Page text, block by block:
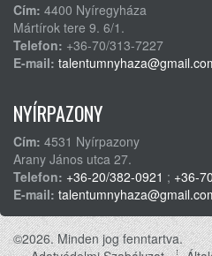
Cím: 4400 Nyíregyháza
Mártírok tere 9. 6/1.
Telefon: +36-70/313-7227
E-mail:
NYÍRPAZONY
Cím: 4531 Nyírpazony
Arany János utca 27.
Telefon: +36-20/382-0921 ; +36-
E-mail:
©2026. Minden jog fenntartva.